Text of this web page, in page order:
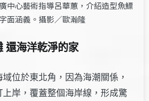
中心藝術指導呂華蕙，介紹造型魚鰾
面涵義。攝影／歐瀚隆
還海洋乾淨的家
位於東北角，因為海潮關係，
上岸，覆蓋整個海岸線，形成驚